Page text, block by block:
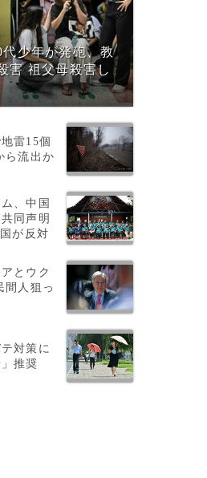
代少年が発砲、教
害 祖父母殺害し
雷15個
ら流出か
、中国
同声明
が反対
とウク
間人狙っ
対策に
推奨